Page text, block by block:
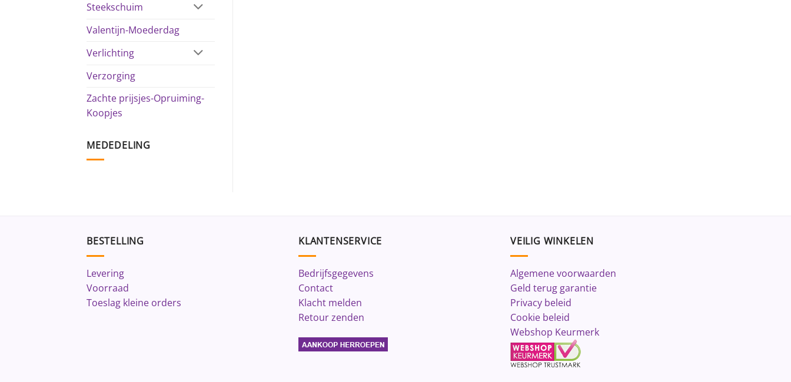
Steekschuim
Valentijn-Moederdag
Verlichting
Verzorging
Zachte prijsjes-Opruiming-
Koopjes
MEDEDELING
BESTELLING
Levering
Voorraad
Toeslag kleine orders
KLANTENSERVICE
Bedrijfsgegevens
Contact
Klacht melden
Retour zenden
VEILIG WINKELEN
Algemene voorwaarden
Geld terug garantie
Privacy beleid
Cookie beleid
Webshop Keurmerk